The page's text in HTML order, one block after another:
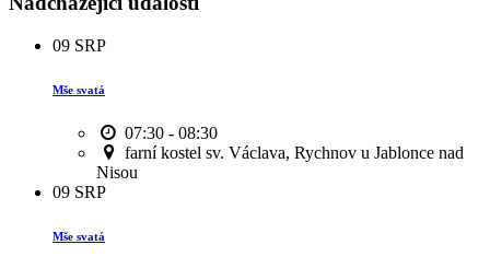
09 SRP
Mše svatá
07:30 - 08:30
farní kostel sv. Václava, Rychnov u Jablonce nad
Nisou
09 SRP
Mše svatá